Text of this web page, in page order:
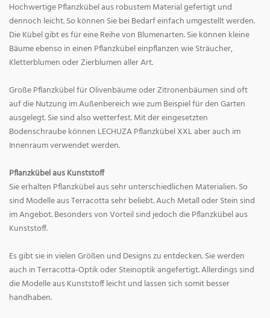
Hochwertige Pflanzkübel aus robustem Material gefertigt und
dennoch leicht. So können Sie bei Bedarf einfach umgestellt werden.
Die Kübel gibt es für eine Reihe von Blumenarten. Sie können kleine
Bäume ebenso in einen Pflanzkübel einpflanzen wie Sträucher,
Kletterblumen oder Zierblumen aller Art.
Große Pflanzkübel für Olivenbäume oder Zitronenbäumen sind oft
auf die Nutzung im Außenbereich wie zum Beispiel für den Garten
ausgelegt. Sie sind also wetterfest. Mit der eingesetzten
Bodenschraube können LECHUZA Pflanzkübel XXL aber auch im
Innenraum verwendet werden.
Pflanzkübel aus Kunststoff
Sie erhalten Pflanzkübel aus sehr unterschiedlichen Materialien. So
sind Modelle aus Terracotta sehr beliebt. Auch Metall oder Stein sind
im Angebot. Besonders von Vorteil sind jedoch die Pflanzkübel aus
Kunststoff.
Es gibt sie in vielen Größen und Designs zu entdecken. Sie werden
auch in Terracotta-Optik oder Steinoptik angefertigt. Allerdings sind
die Modelle aus Kunststoff leicht und lassen sich somit besser
handhaben.